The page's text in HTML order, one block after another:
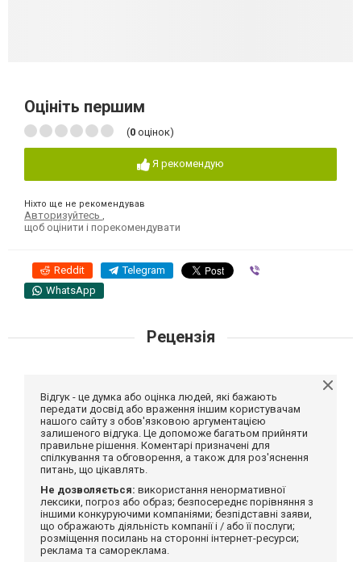
Оцініть першим
(0 оцінок)
Я рекомендую
Ніхто ще не рекомендував
Авторизуйтесь
щоб оцінити і порекомендувати
Reddit Telegram
WhatsApp
Рецензія
Відгук - це думка або оцінка людей, які бажають
передати досвід або враження іншим користувачам
нашого сайту з обов'язковою аргументацією
залишеного відгука. Це допоможе багатьом прийняти
правильне рішення. Коментарі призначені для
спілкування та обговорення, а також для роз'яснення
питань, що цікавлять.
Не дозволяється: використання ненормативної
лексики, погроз або образ; безпосереднє порівняння з
іншими конкуруючими компаніями; безпідставні заяви,
що ображають діяльність компанії і / або її послуги;
розміщення посилань на сторонні інтернет-ресурси;
реклама та самореклама.